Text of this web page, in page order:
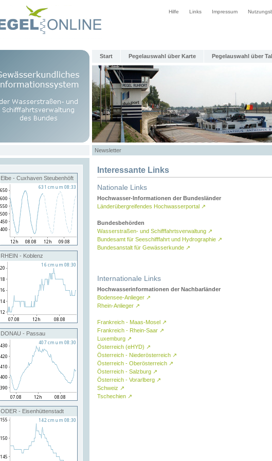
Hilfe Links Impressum
Start Pegelauswahl über Karte Pegelauswahl über
Newsletter
Elbe - Cuxhaven Steubenhöft
RHEIN - Koblenz
DONAU - Passau
ODER - Eisenhüttenstadt
Interessante Links
Nationale Links
Hochwasser-Informationen der Bundesländer
Länderübergreifendes Hochwasserportal ↗
Bundesbehörden
Wasserstraßen- und Schifffahrtsverwaltung ↗
Bundesamt für Seeschifffahrt und Hydrographie ↗
Bundesanstalt für Gewässerkunde ↗
Internationale Links
Hochwasserinformationen der Nachbarländer
Bodensee-Anlieger ↗
Rhein-Anlieger ↗
Frankreich - Maas-Mosel ↗
Frankreich - Rhein-Saar ↗
Luxemburg ↗
Österreich (eHYD) ↗
Österreich - Niederösterreich ↗
Österreich - Oberösterreich ↗
Österreich - Salzburg ↗
Österreich - Vorarlberg ↗
Schweiz ↗
Tschechien ↗